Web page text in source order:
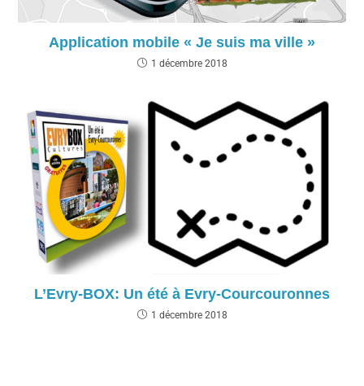
Application mobile « Je suis ma ville »
1 décembre 2018
L’Evry-BOX: Un été à Evry-Courcouronnes
1 décembre 2018